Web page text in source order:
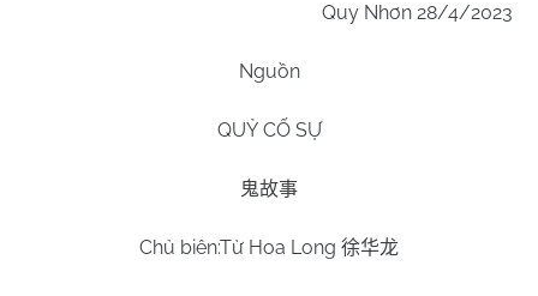
Quy Nhơn 28/4/2023
Nguồn
QUỶ CỐ SỰ
鬼故事
Chủ biên:Từ Hoa Long 徐华龙